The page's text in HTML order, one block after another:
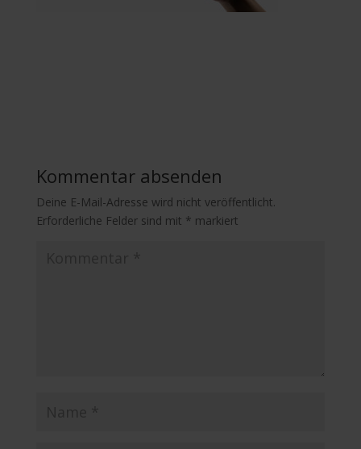
Kommentar absenden
Deine E-Mail-Adresse wird nicht veröffentlicht.
Erforderliche Felder sind mit * markiert